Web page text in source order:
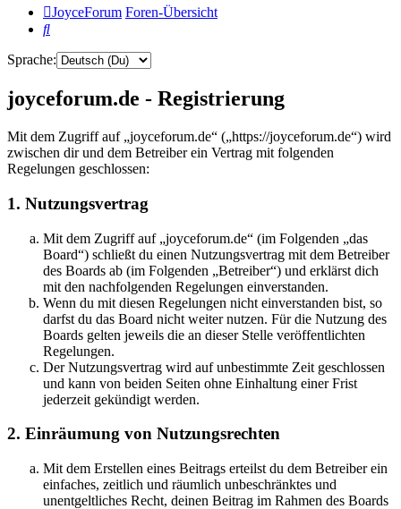
JoyceForum Foren-Übersicht
Suche
Sprache:
joyceforum.de - Registrierung
Mit dem Zugriff auf „joyceforum.de“ („https://joyceforum.de“) wird
zwischen dir und dem Betreiber ein Vertrag mit folgenden
Regelungen geschlossen:
1. Nutzungsvertrag
Mit dem Zugriff auf „joyceforum.de“ (im Folgenden „das
Board“) schließt du einen Nutzungsvertrag mit dem Betreiber
des Boards ab (im Folgenden „Betreiber“) und erklärst dich
mit den nachfolgenden Regelungen einverstanden.
Wenn du mit diesen Regelungen nicht einverstanden bist, so
darfst du das Board nicht weiter nutzen. Für die Nutzung des
Boards gelten jeweils die an dieser Stelle veröffentlichten
Regelungen.
Der Nutzungsvertrag wird auf unbestimmte Zeit geschlossen
und kann von beiden Seiten ohne Einhaltung einer Frist
jederzeit gekündigt werden.
2. Einräumung von Nutzungsrechten
Mit dem Erstellen eines Beitrags erteilst du dem Betreiber ein
einfaches, zeitlich und räumlich unbeschränktes und
unentgeltliches Recht, deinen Beitrag im Rahmen des Boards